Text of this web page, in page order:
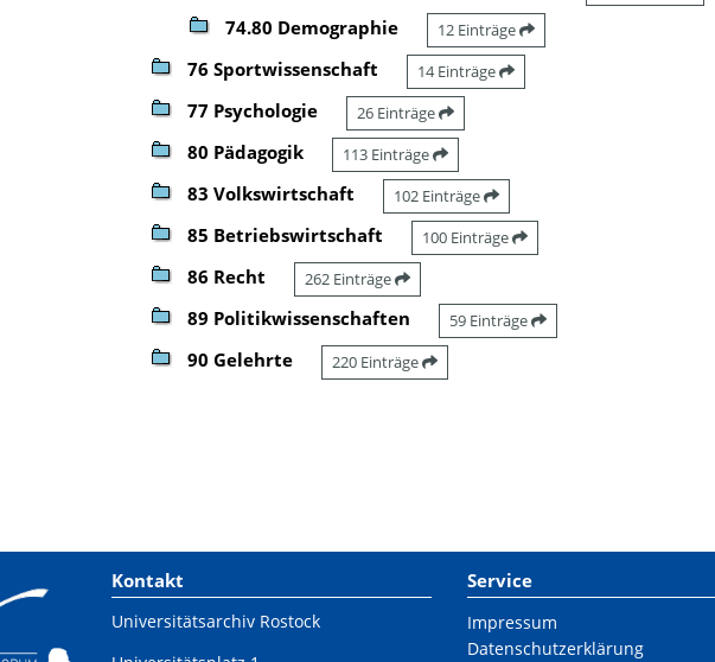
74.80 Demographie 12 Einträge
76 Sportwissenschaft 14 Einträge
77 Psychologie 26 Einträge
80 Pädagogik 113 Einträge
83 Volkswirtschaft 102 Einträge
85 Betriebswirtschaft 100 Einträge
86 Recht 262 Einträge
89 Politikwissenschaften 59 Einträge
90 Gelehrte 220 Einträge
Kontakt
Universitätsarchiv Rostock
Service
Impressum
Datenschutzerklärung